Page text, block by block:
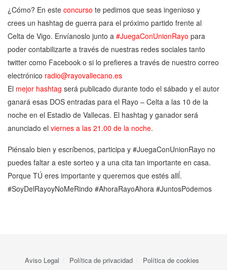
¿Cómo? En este concurso te pedimos que seas ingenioso y
crees un hashtag de guerra para el próximo partido frente al
Celta de Vigo. Envíanoslo junto a #JuegaConUnionRayo para
poder contabilizarte a través de nuestras redes sociales tanto
twitter como Facebook o si lo prefieres a través de nuestro correo
electrónico radio@rayovallecano.es
El mejor hashtag será publicado durante todo el sábado y el autor
ganará esas DOS entradas para el Rayo – Celta a las 10 de la
noche en el Estadio de Vallecas. El hashtag y ganador será
anunciado el viernes a las 21.00 de la noche.
Piénsalo bien y escríbenos, participa y #JuegaConUnionRayo no
puedes faltar a este sorteo y a una cita tan importante en casa.
Porque TÚ eres importante y queremos que estés allÍ.
#SoyDelRayoyNoMeRindo #AhoraRayoAhora #JuntosPodemos
Aviso Legal Política de privacidad Política de cookies